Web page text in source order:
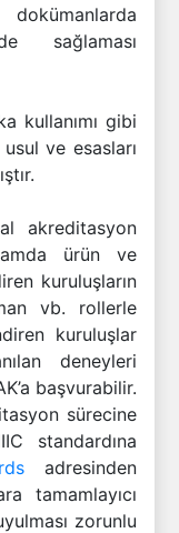
sağlaması
kullanımı gibi
ve esasları
akreditasyon
ürün ve
kuruluşların
vb. rollerle
kuruluşlar
deneyleri
başvurabilir.
sürecine
standardına
adresinden
tamamlayıcı
zorunlu